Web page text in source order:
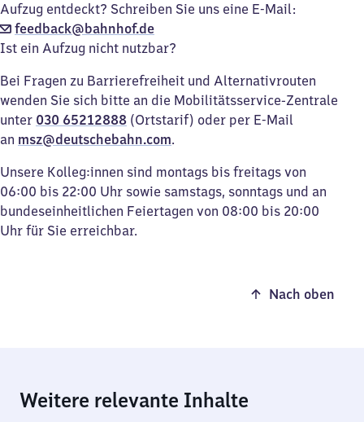
Aufzug entdeckt? Schreiben Sie uns eine E-Mail:
feedback@bahnhof.de
Ist ein Aufzug nicht nutzbar?
Bei Fragen zu Barrierefreiheit und Alternativrouten
wenden Sie sich bitte an die Mobilitätsservice-Zentrale
unter 030 65212888 (Ortstarif) oder per E-Mail
an msz@deutschebahn.com.
Unsere Kolleg:innen sind montags bis freitags von
06:00 bis 22:00 Uhr sowie samstags, sonntags und an
bundeseinheitlichen Feiertagen von 08:00 bis 20:00
Uhr für Sie erreichbar.
Nach oben
Weitere relevante Inhalte